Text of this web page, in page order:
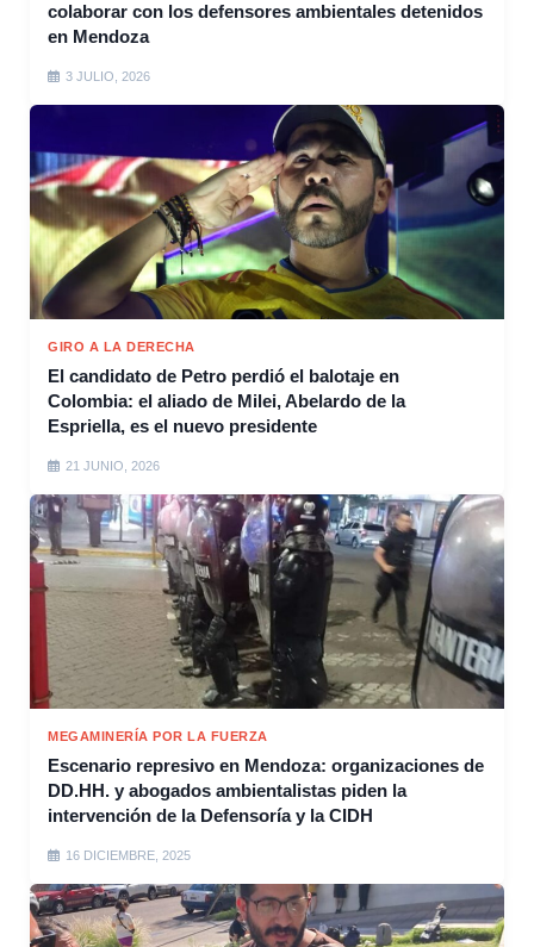
colaborar con los defensores ambientales detenidos
en Mendoza
3 JULIO, 2026
GIRO A LA DERECHA
El candidato de Petro perdió el balotaje en
Colombia: el aliado de Milei, Abelardo de la
Espriella, es el nuevo presidente
21 JUNIO, 2026
MEGAMINERÍA POR LA FUERZA
Escenario represivo en Mendoza: organizaciones de
DD.HH. y abogados ambientalistas piden la
intervención de la Defensoría y la CIDH
16 DICIEMBRE, 2025